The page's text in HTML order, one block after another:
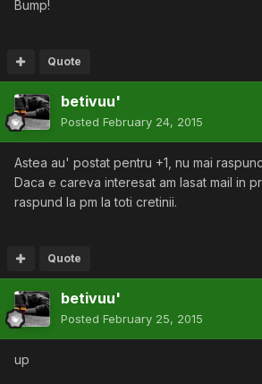
Bump!
Quote
betivuu'
Posted February 24, 2015
Astea au' postat pentru +1, nu mai
Daca e careva interesat am lasat mail in
raspund la pm la toti cretinii.
Quote
betivuu'
Posted February 25, 2015
up